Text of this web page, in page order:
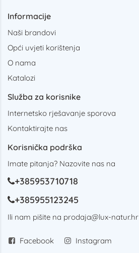
Informacije
Naši brandovi
Opći uvjeti korištenja
O nama
Katalozi
Služba za korisnike
Internetsko rješavanje sporova
Kontaktirajte nas
Korisnička podrška
Imate pitanja? Nazovite nas na
+385953710718
+385955123245
Ili nam pišite na prodaja@lux-natur.hr
Facebook Instagram